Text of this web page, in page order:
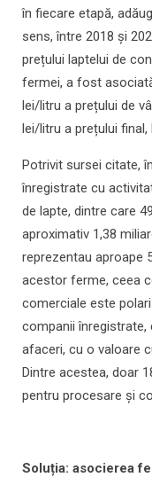
în fiecare etapă,
sens, între 2018 și
prețului laptelui de
fermei, a fost
lei/litru a prețului de
lei/litru a prețului
Potrivit sursei citate,
înregistrate cu
de lapte, dintre care
aproximativ 1,38
reprezentau aproape
acestor ferme, ceea
comerciale este
companii
afaceri, cu o valoare
Dintre acestea, doar
pentru procesare și
Soluția: asocierea